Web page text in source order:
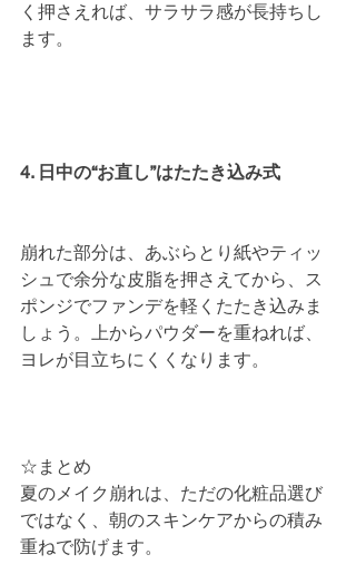
く押さえれば、サラサラ感が長持ちし
ます。
4. 日中の“お直し”はたたき込み式
崩れた部分は、あぶらとり紙やティッ
シュで余分な皮脂を押さえてから、ス
ポンジでファンデを軽くたたき込みま
しょう。上からパウダーを重ねれば、
ヨレが目立ちにくくなります。
☆まとめ
夏のメイク崩れは、ただの化粧品選び
ではなく、朝のスキンケアからの積み
重ねで防げます。